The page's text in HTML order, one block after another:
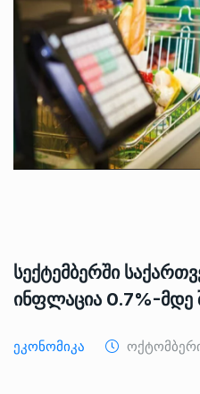
სექტემბერში
ინფლაცია 0.7%-მდე
Ეკონომიკა